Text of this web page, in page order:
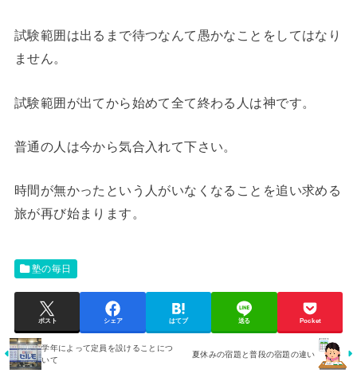
試験範囲は出るまで待つなんて愚かなことをしてはなり
ません。
試験範囲が出てから始めて全て終わる人は神です。
普通の人は今から気合入れて下さい。
時間が無かったという人がいなくなることを追い求める
旅が再び始まります。
塾の毎日
ポスト シェア はてブ 送る Pocket
学年によって定員を設けることにつ
いて
夏休みの宿題と普段の宿題の違い